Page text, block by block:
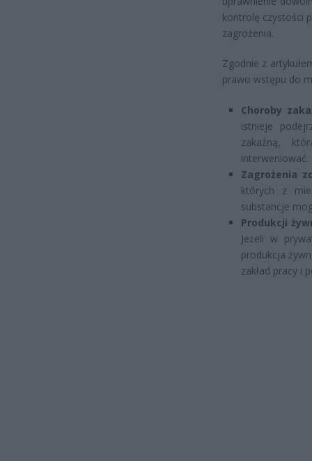
kontrolę czystości
zagrożenia.
Zgodnie z
prawo wstępu do
Choroby
istnieje
zakaźną,
interweniować.
Zagrożenia
których z
substancje
Produkcji
Jeżeli w
produkcja
zakład pracy i